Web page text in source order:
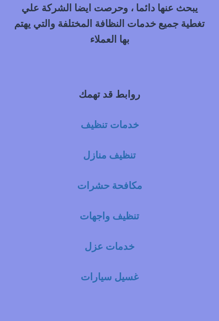
يبحث عنها دائما ، وحرصت ايضا الشركة علي
تغطية جميع خدمات النظافة المختلفة والتي يهتم
بها العملاء
روابط قد تهمك
خدمات تنظيف
تنظيف منازل
مكافحة حشرات
تنظيف واجهات
خدمات عزل
غسيل سيارات